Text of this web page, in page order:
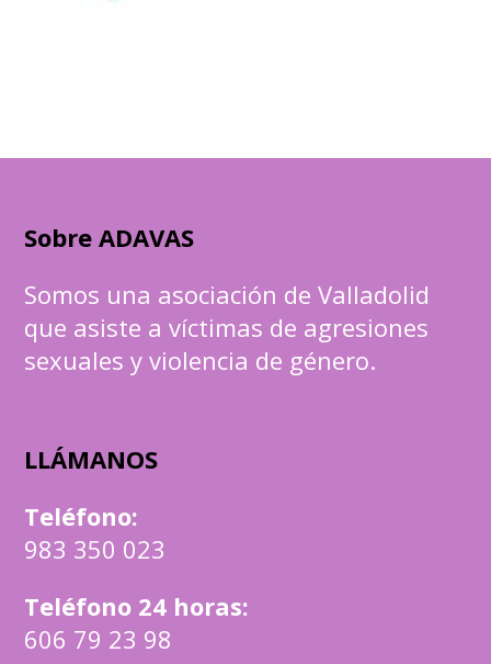
Sobre ADAVAS
Somos una asociación de Valladolid
que asiste a víctimas de agresiones
sexuales y violencia de género.
LLÁMANOS
Teléfono:
983 350 023
Teléfono 24 horas:
606 79 23 98